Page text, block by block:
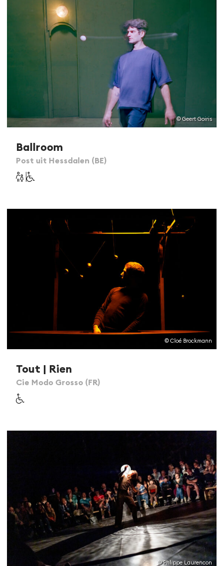
© Geert Goiris
Ballroom
Post uit Hessdalen (BE)
© Cloé Brockmann
Tout | Rien
Cie Modo Grosso (FR)
© Phlippe Laurencon